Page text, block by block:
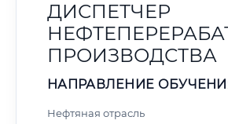
ДИСПЕТЧЕР
ПРОИЗВОДСТВА
НАПРАВЛЕНИЕ
Нефтяная отрасль